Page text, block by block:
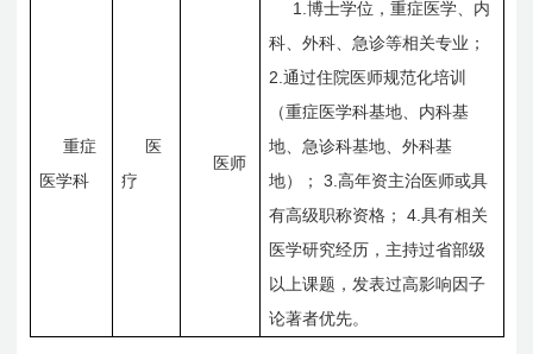
重症
医学科
医
疗
医师
1. 博士学位，重症医学、内
科、外科、急诊等相关专业；
2. 通过住院医师规范化培训
（重症医学科基地、内科基
地、急诊科基地、外科基
地）；
3. 高年资主治医师或具
有高级职称资格；
4. 具有相关
医学研究经历，主持过省部级
以上课题，发表过高影响因子
论著者优先。